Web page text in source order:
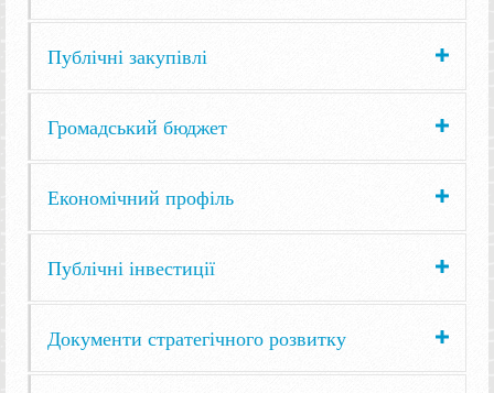
Публічні закупівлі
Громадський бюджет
Економічний профіль
Публічні інвестиції
Документи стратегічного розвитку